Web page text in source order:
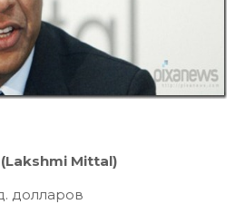
Mittal)
долларов